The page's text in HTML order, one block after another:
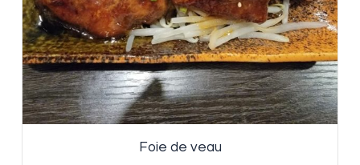
Foie de veau